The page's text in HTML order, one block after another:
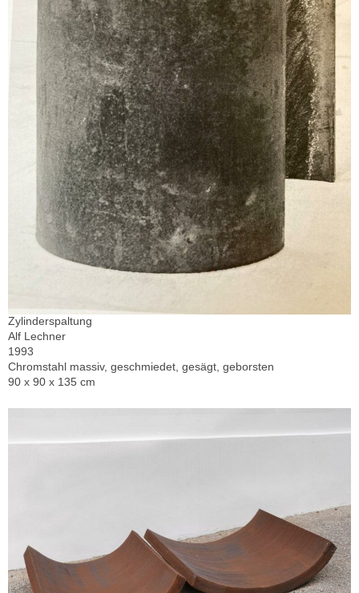
Zylinderspaltung
Alf Lechner
1993
Chromstahl massiv, geschmiedet, gesägt, geborsten
90 x 90 x 135 cm